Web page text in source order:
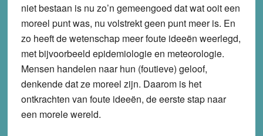
niet bestaan is nu zo’n gemeengoed dat wat ooit een
moreel punt was, nu volstrekt geen punt meer is. En
zo heeft de wetenschap meer foute ideeën weerlegd,
met bijvoorbeeld epidemiologie en meteorologie.
Mensen handelen naar hun (foutieve) geloof,
denkende dat ze moreel zijn. Daarom is het
ontkrachten van foute ideeën, de eerste stap naar
een morele wereld.